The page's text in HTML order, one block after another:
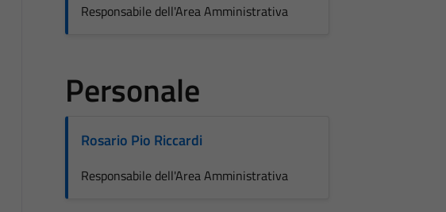
Responsabile dell'Area Amministrativa
Personale
Rosario Pio Riccardi
Responsabile dell'Area Amministrativa